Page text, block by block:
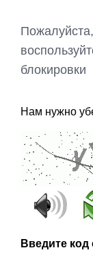
блокировки
Нам нужно
Введите код